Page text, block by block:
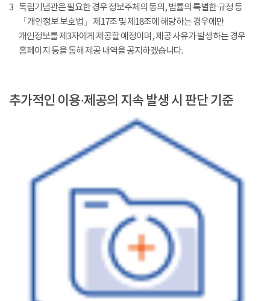
3 독립기념관은 필요한 경우 정보주체의 동의, 법률의 특별한 규정 등
「개인정보 보호법」 제17조 및 제18조에 해당하는 경우에만
개인정보를 제3자에게 제공할 예정이며, 제공 사유가 발생하는 경우
홈페이지 등을 통해 제공 내역을 공지하겠습니다.
추가적인 이용·제공의 지속 발생 시 판단 기준